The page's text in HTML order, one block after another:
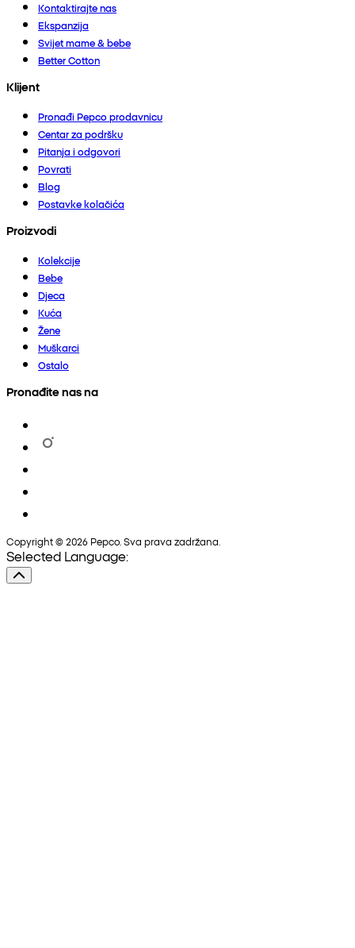
Kontaktirajte nas
Ekspanzija
Svijet mame & bebe
Better Cotton
Klijent
Pronađi Pepco prodavnicu
Centar za podršku
Pitanja i odgovori
Povrati
Blog
Postavke kolačića
Proizvodi
Kolekcije
Bebe
Djeca
Kuća
Žene
Muškarci
Ostalo
Pronađite nas na
Copyright © 2026 Pepco. Sva prava zadržana.
Selected Language: